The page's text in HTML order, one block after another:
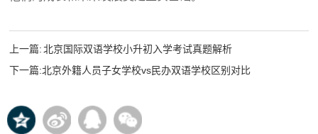
上一篇: 北京国际双语学校小升初入学考试真题解析
下一篇:北京外籍人员子女学校vs民办双语学校区别对比